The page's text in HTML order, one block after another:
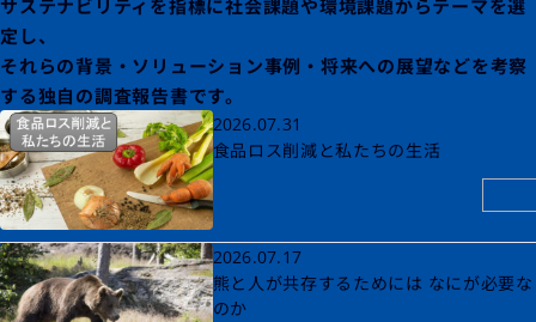
サステナビリティを指標に社会課題や環境課題からテーマを選
定し、
それらの背景・ソリューション事例・将来への展望などを考察
する独自の調査報告書です。
2026.07.31
食品ロス削減と私たちの生活
2026.07.17
熊と人が共存するためには なにが必要な
のか